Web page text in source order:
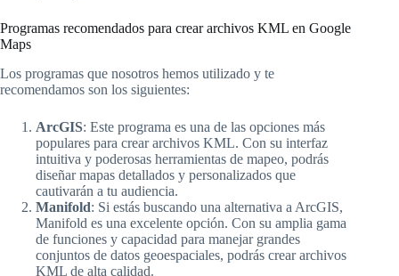
Programas recomendados para crear archivos KML en Google
Maps
Los programas que nosotros hemos utilizado y te
recomendamos son los siguientes:
ArcGIS: Este programa es una de las opciones más
populares para crear archivos KML. Con su interfaz
intuitiva y poderosas herramientas de mapeo, podrás
diseñar mapas detallados y personalizados que
cautivarán a tu audiencia.
Manifold: Si estás buscando una alternativa a ArcGIS,
Manifold es una excelente opción. Con su amplia gama
de funciones y capacidad para manejar grandes
conjuntos de datos geoespaciales, podrás crear archivos
KML de alta calidad.